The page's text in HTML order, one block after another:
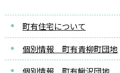
町有住宅について
個別情報 町有青柳町団地